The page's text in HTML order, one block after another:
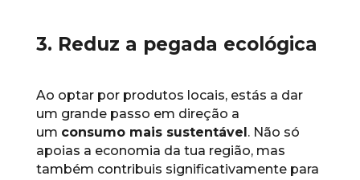
3. Reduz a pegada ecológica
Ao optar por produtos locais, estás a dar
um grande passo em direção a
um consumo mais sustentável. Não só
apoias a economia da tua região, mas
também contribuis significativamente para